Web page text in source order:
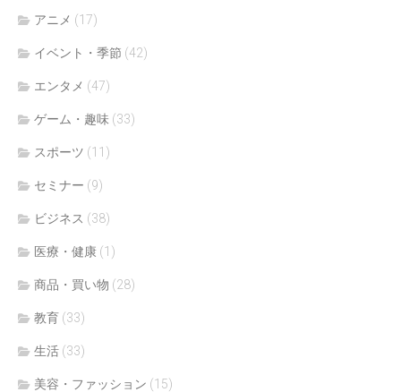
アニメ (17)
イベント・季節 (42)
エンタメ (47)
ゲーム・趣味 (33)
スポーツ (11)
セミナー (9)
ビジネス (38)
医療・健康 (1)
商品・買い物 (28)
教育 (33)
生活 (33)
美容・ファッション (15)